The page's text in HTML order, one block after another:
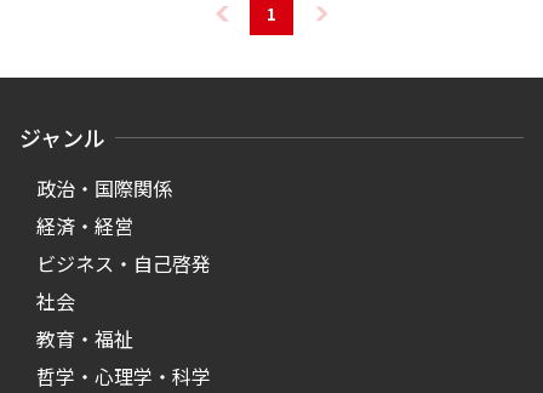
1
ジャンル
政治・国際関係
経済・経営
ビジネス・自己啓発
社会
教育・福祉
哲学・心理学・科学